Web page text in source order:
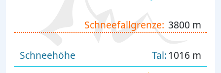
Schneefallgrenze: 3800 m
Schneehöhe Tal: 1016 m